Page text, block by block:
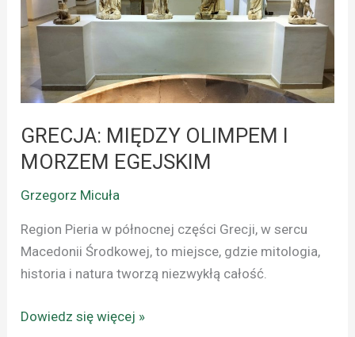
GRECJA: MIĘDZY OLIMPEM I
MORZEM EGEJSKIM
Grzegorz Micuła
Region Pieria w północnej części Grecji, w sercu
Macedonii Środkowej, to miejsce, gdzie mitologia,
historia i natura tworzą niezwykłą całość.
MORZEM
EGEJSKIM
Dowiedz się więcej »